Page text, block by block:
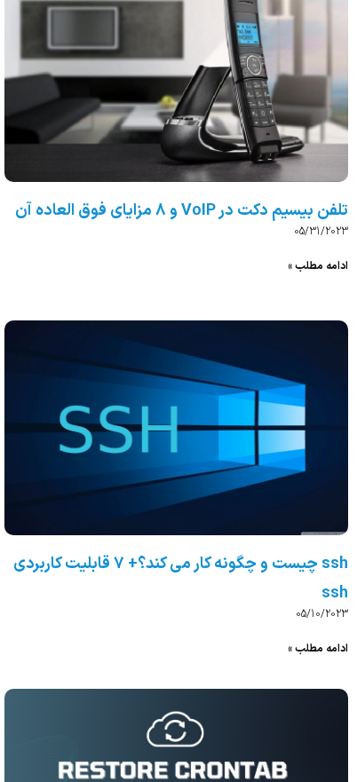
تلفن بیسیم دکت در VoIP و 8 مزایای فوق العاده آن
05/31/2023
ادامه مطلب »
ssh چیست و چگونه کار می کند؟+ 7 قابلیت کاربردی
ssh
05/10/2023
ادامه مطلب »